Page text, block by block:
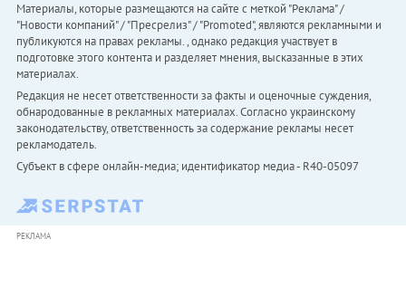
Материалы, которые размещаются на сайте с меткой "Реклама" /
"Новости компаний" / "Пресрелиз" / "Promoted", являются рекламными и
публикуются на правах рекламы. , однако редакция участвует в
подготовке этого контента и разделяет мнения, высказанные в этих
материалах.
Редакция не несет ответственности за факты и оценочные суждения,
обнародованные в рекламных материалах. Согласно украинскому
законодательству, ответственность за содержание рекламы несет
рекламодатель.
Субъект в сфере онлайн-медиа; идентификатор медиа - R40-05097
РЕКЛАМА